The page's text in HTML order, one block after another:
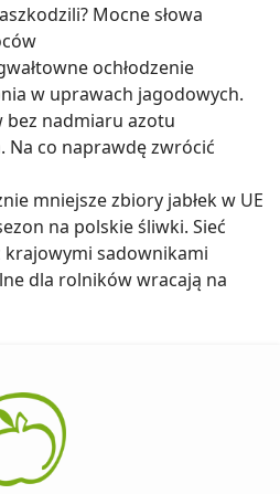
Mocne słowa
ochłodzenie
w uprawach jagodowych.
bez nadmiaru azotu
Na co naprawdę zwrócić
mniejsze zbiory jabłek w UE
na polskie śliwki. Sieć
krajowymi sadownikami
dla rolników wracają na